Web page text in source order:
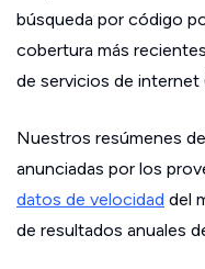
búsqueda por código
cobertura más
de servicios de internet
Nuestros resúmenes
anunciadas por los
datos de velocidad del
de resultados anuales